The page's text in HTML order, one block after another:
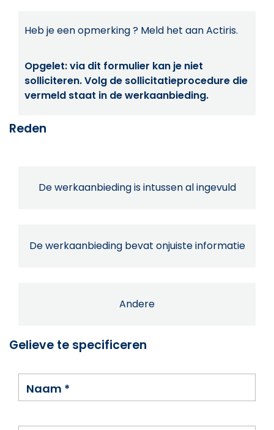
Heb je een opmerking ? Meld het aan Actiris.
Opgelet: via dit formulier kan je niet
solliciteren. Volg de sollicitatieprocedure die
vermeld staat in de werkaanbieding.
Reden
De werkaanbieding is intussen al ingevuld
De werkaanbieding bevat onjuiste informatie
Andere
Gelieve te specificeren
Naam *